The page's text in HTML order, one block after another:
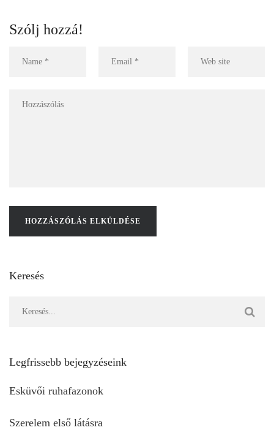
Szólj hozzá!
Keresés
Legfrissebb bejegyzéseink
Esküvői ruhafazonok
Szerelem első látásra